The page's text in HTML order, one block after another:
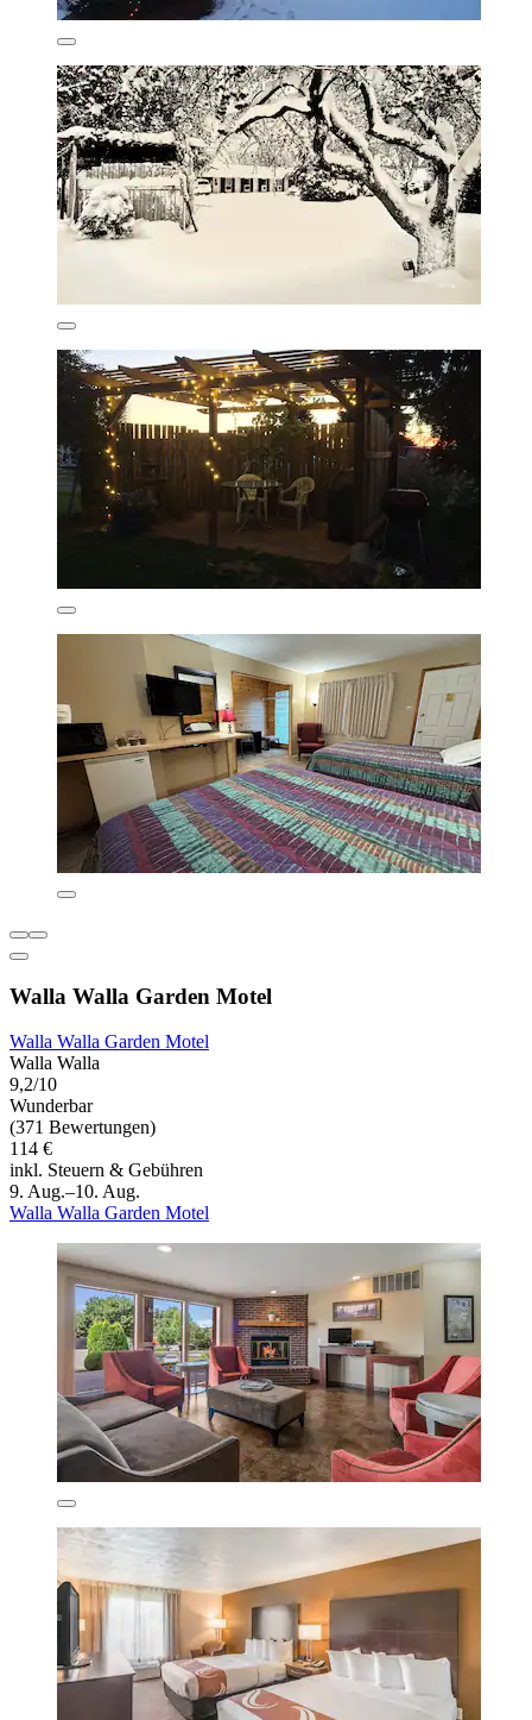
Walla Walla Garden Motel
Walla Walla Garden Motel
Walla Walla
9,2/10
Wunderbar
(371 Bewertungen)
114 €
inkl. Steuern & Gebühren
9. Aug.–10. Aug.
Walla Walla Garden Motel